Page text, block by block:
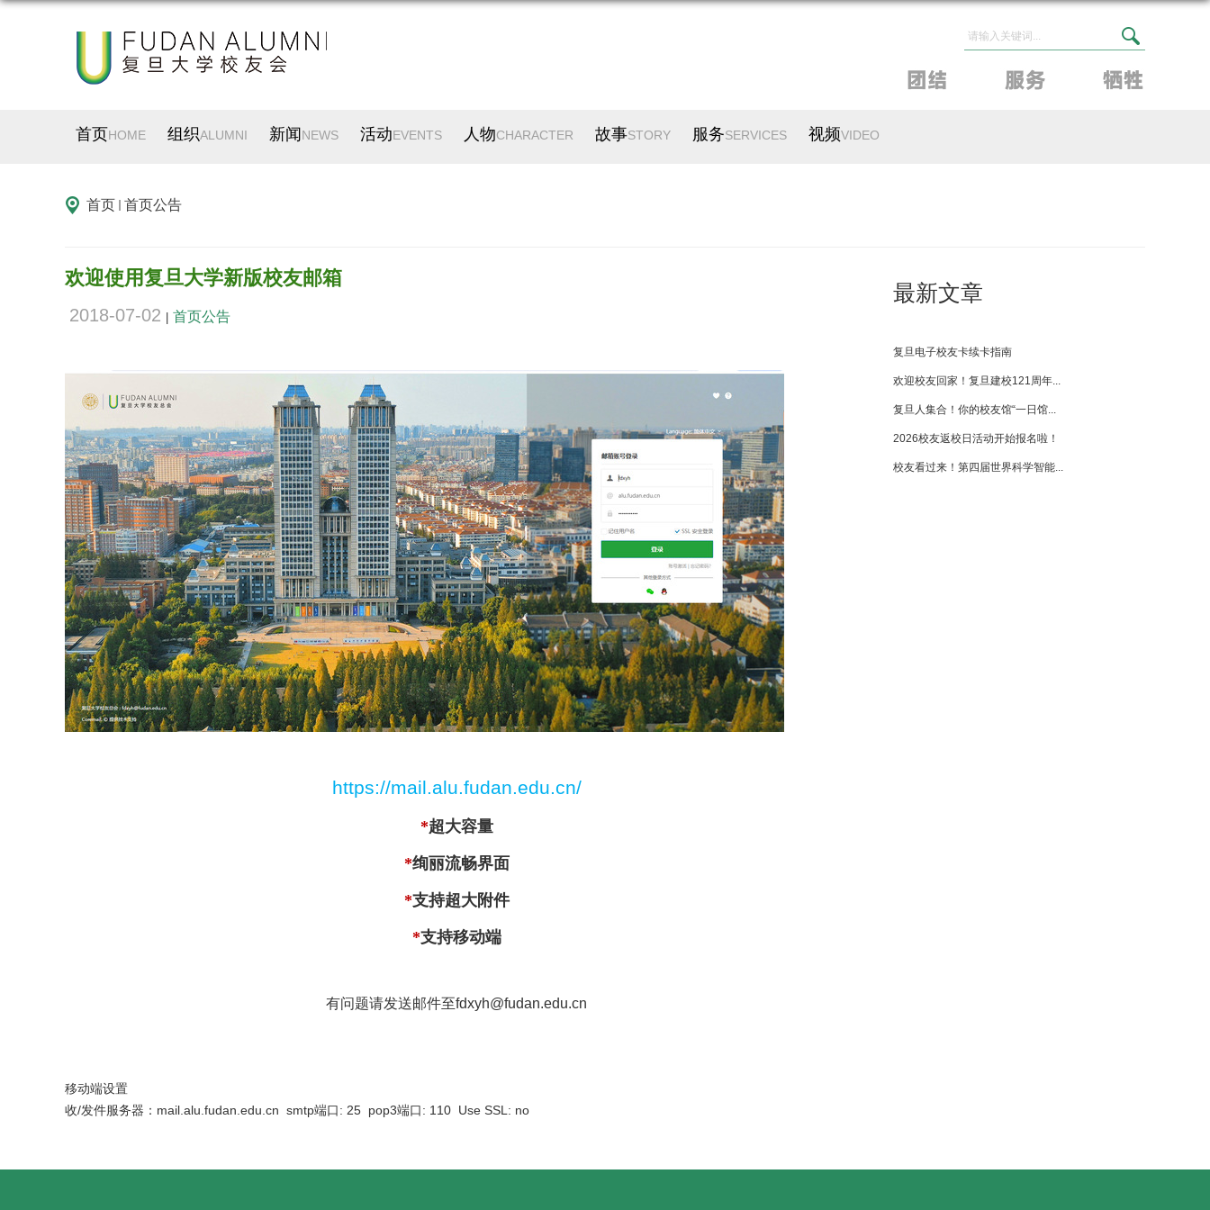
首页HOME 组织ALUMNI 新闻 NEWS 活动EVENTS 人物CHARACTER 故事STORY 服务SERVICES 视频VIDEO
首页 首页公告
欢迎使用复旦大学新版校友邮箱
2018-07-02 首页公告
https://mail.alu.fudan.edu.cn/
*超大容量
*绚丽流畅界面
*支持超大附件
*支持移动端
有问题请发送邮件至fdxyh@fudan.edu.cn
移动端设置
收/发件服务器：mail.alu.fudan.edu.cn smtp端口: 25 pop3端口: 110 Use SSL: no
最新文章